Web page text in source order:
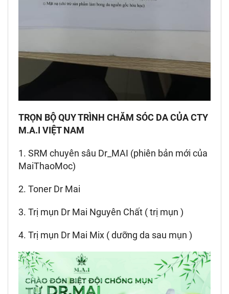
TRỌN BỘ QUY TRÌNH CHĂM SÓC DA CỦA CTY
M.A.I VIỆT NAM
1. SRM chuyên sâu Dr_MAI (phiên bản mới của
MaiThaoMoc)
2. Toner Dr Mai
3. Trị mụn Dr Mai Nguyên Chất ( trị mụn )
4. Trị mụn Dr Mai Mix ( dưỡng da sau mụn )